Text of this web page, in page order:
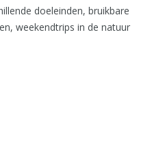
doeleinden, bruikbare
weekendtrips in de natuur